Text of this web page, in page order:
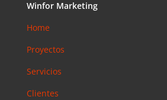
Winfor Marketing
Home
Proyectos
Servicios
Clientes